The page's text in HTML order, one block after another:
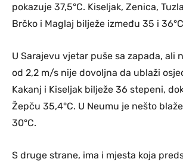
pokazuje 37,5°C. Kiseljak, Zenica,
Brčko i Maglaj bilježe između 35 i
U Sarajevu vjetar puše sa zapada, ali
od 2,2 m/s nije dovoljna da ublaži
Kakanj i Kiseljak bilježe 36 stepeni,
Žepču 35,4°C. U Neumu je nešto
30°C.
S druge strane, ima i mjesta koja